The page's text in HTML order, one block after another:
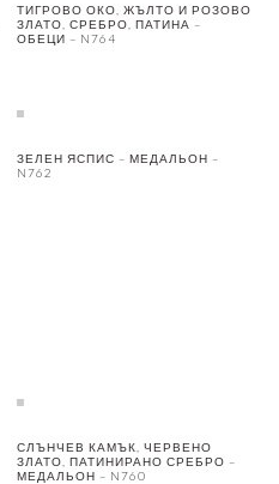
ТИГРОВО ОКО, ЖЪЛТО И РОЗОВО
ЗЛАТО, СРЕБРО, ПАТИНА –
ОБЕЦИ – N764
ЗЕЛЕН ЯСПИС – МЕДАЛЬОН –
N762
СЛЪНЧЕВ КАМЪК, ЧЕРВЕНО
ЗЛАТО, ПАТИНИРАНО СРЕБРО –
МЕДАЛЬОН – N760